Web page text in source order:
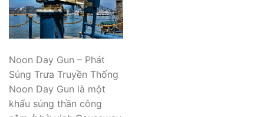
Noon Day Gun – Phát
Súng Trưa Truyền Thống
Noon Day Gun là một
khẩu súng thần công